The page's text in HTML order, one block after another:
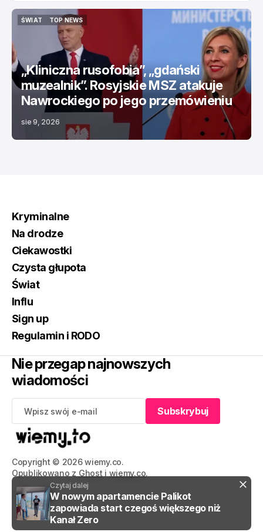
Czytaj dalej
W nowym apartamencie Palikot
zapowiada start czegoś większego niż
Kanał Zero
ŚWIAT
TOP NEWS
TOP NEWS
„Kliniczna rusofobia”, „gdański
muzealnik”. Rosyjskie MSZ atakuje
Nawrockiego po jego przemówieniu
sie 9, 2026
Copyright © 2026 wiemy.co.
Opublikowano z Ghost i wiemy.co.
Kryminalne
Na drodze
Ciekawostki
Czysta głupota
Świat
Influ
Sign up
Regulamin i RODO
Nie przegap najnowszych
wiadomości
Subskrybuj
Subskrybuj